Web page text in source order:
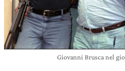
Giovanni Brusca nel